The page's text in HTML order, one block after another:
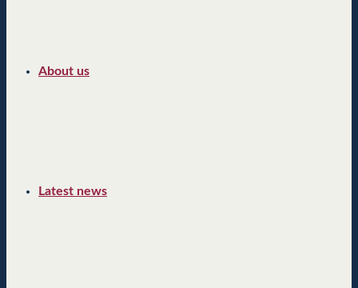
About us
Latest news